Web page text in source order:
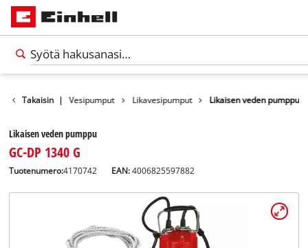
Takaisin |
Tuotteet Vesipumput Likavesipumput Likaisen veden pumppu
Likaisen veden pumppu
GC-DP 1340 G
Tuotenumero:4170742 EAN:4006825597882